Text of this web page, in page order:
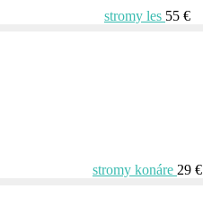
stromy les 55 €
stromy konáre 29 €